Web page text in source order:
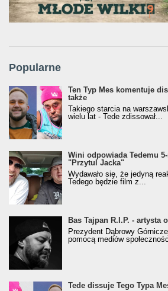
Popularne
Ten Typ Mes komentuje
także
Takiego starcia na
wielu lat - Tede zdissował...
Wini odpowiada Tedemu
"Przytul Jacka"
Wydawało się, że jedyną
Tedego będzie film z...
Bas Tajpan R.I.P. - artysta
Prezydent Dąbrowy
pomocą mediów
Tede dissuje Tego Typa